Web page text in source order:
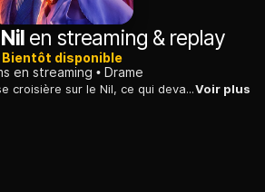
en streaming & replay
Bientôt disponible
en streaming
Drame
Au cours d’une luxueuse croisière sur le Nil, ce qui devait être une lune de miel idyllique se conclut par la mort brutale de la jeune mariée. Ce crime sonne la fin des vacances pour le détective Hercule Poirot. A bord en tant que passager, il se voit confier l’enquête par le capitaine du bateau.Voir plus